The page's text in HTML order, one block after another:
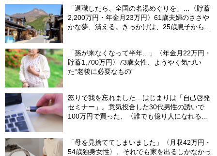
「退職したら、全国の名湯めぐりを」…〈貯蓄
2,200万円・年金月23万円〉61歳夫婦のささや
かな夢、潰える。きっかけは、25歳息子から届
「孫が来なくなって半年…」〈年金月22万円・
貯蓄1,700万円〉73歳女性、ようやく気づい
た“老後に必要なもの”
怒りで我を忘れました…はじまりは「自己啓発
セミナー」。意気投合した30代男性の誘いで
100万円で買った、〈誰でも億り人になれる
「母を見捨ててしまいました」〈月収42万円・
54歳独身女性〉、それでも家を出るしかなかっ